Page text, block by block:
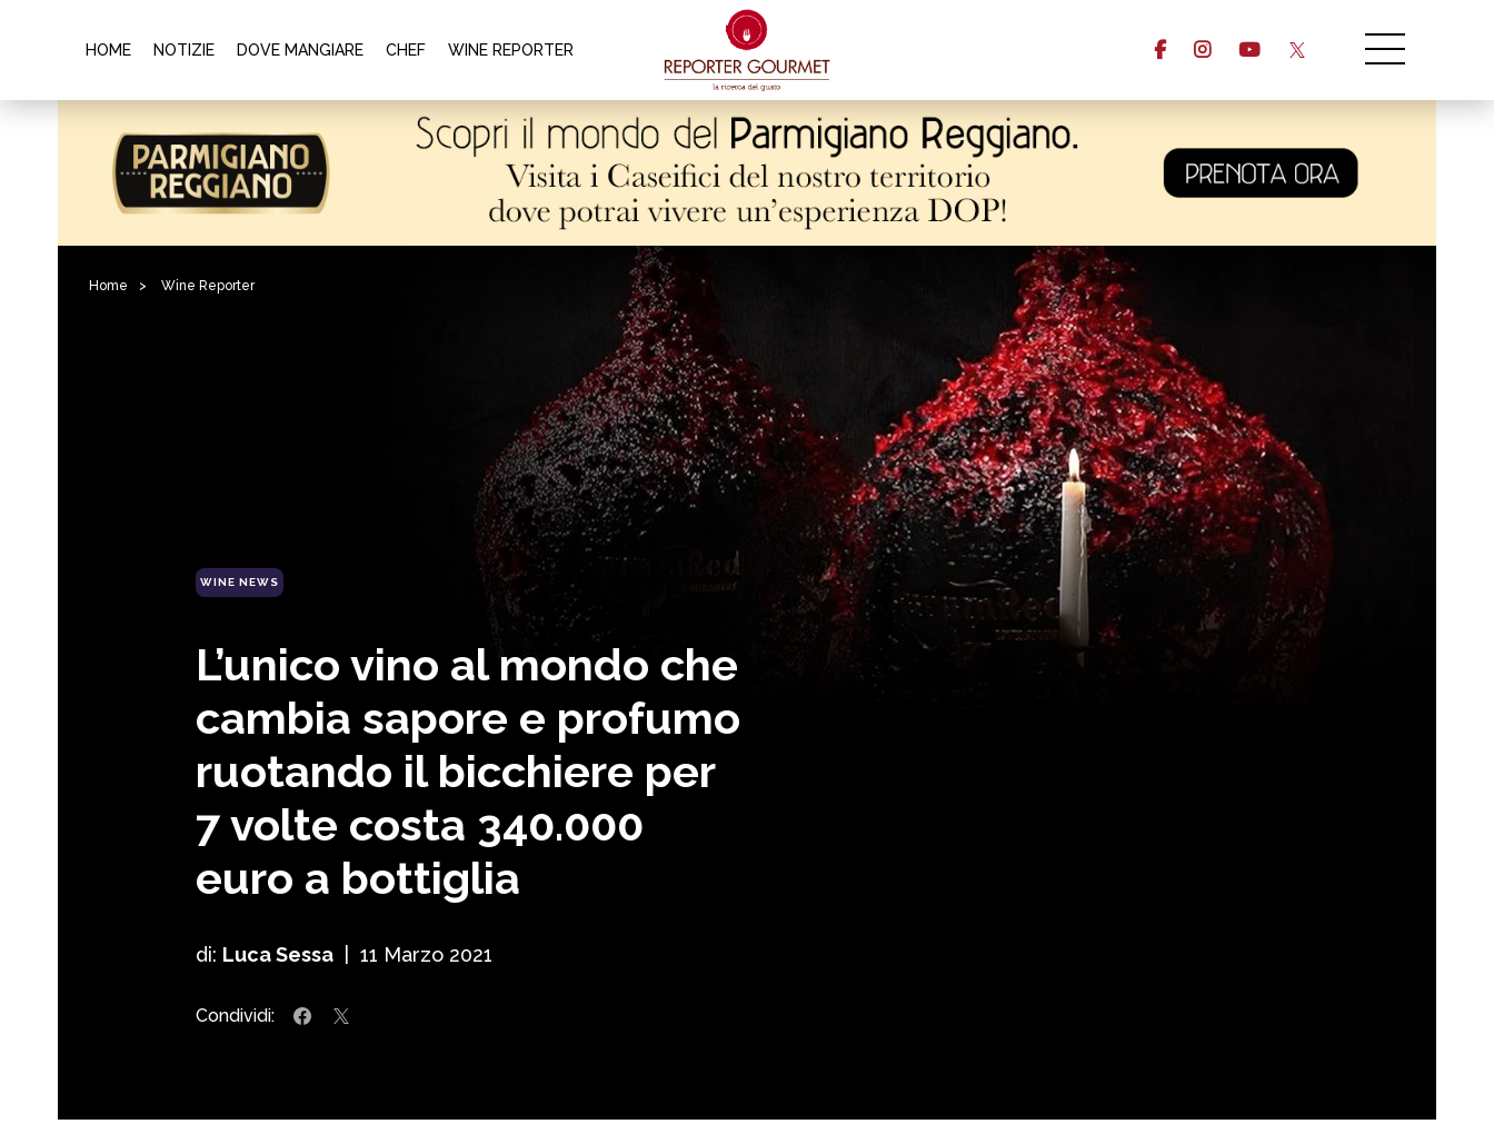
HOME NOTIZIE DOVE MANGIARE CHEF WINE REPORTER
Home > Wine Reporter
WINE NEWS
L’unico vino al mondo che
cambia sapore e profumo
ruotando il bicchiere per
7 volte costa 340.000
euro a bottiglia
di: Luca Sessa 11 Marzo 2021
Condividi: